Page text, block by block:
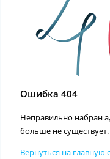
Ошибка 404
Неправильно набран
больше не существует.
Вернуться на главную